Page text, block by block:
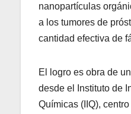
nanopartículas
a los tumores de
cantidad efectiva de
El logro es obra de
desde el Instituto de
Químicas (IIQ),